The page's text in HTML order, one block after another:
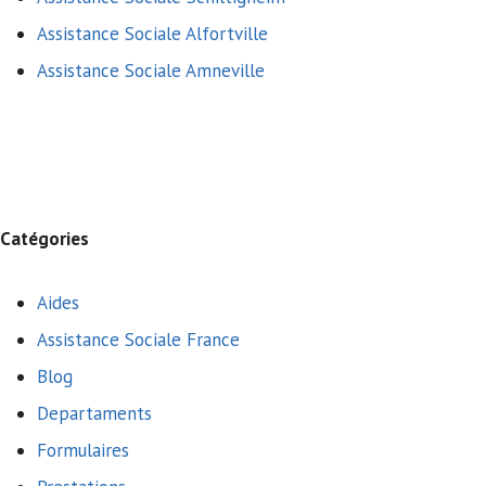
Assistance Sociale Alfortville
Assistance Sociale Amneville
Catégories
Aides
Assistance Sociale France
Blog
Departaments
Formulaires